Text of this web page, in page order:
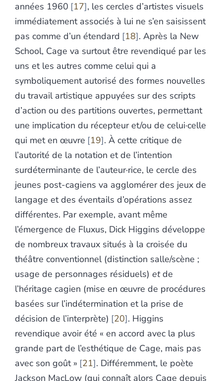
années 1960 17 , les cercles d’artistes visuels
immédiatement associés à lui ne s’en saisissent
pas comme d’un étendard 18 . Après la New
School, Cage va surtout être revendiqué par les
uns et les autres comme celui qui a
symboliquement autorisé des formes nouvelles
du travail artistique appuyées sur des scripts
d’action ou des partitions ouvertes, permettant
une implication du récepteur et/ou de celui·celle
qui met en œuvre 19 . À cette critique de
l’autorité de la notation et de l’intention
surdéterminante de l’auteur·rice, le cercle des
jeunes post-cagiens va agglomérer des jeux de
langage et des éventails d’opérations assez
différentes. Par exemple, avant même
l’émergence de Fluxus, Dick Higgins développe
de nombreux travaux situés à la croisée du
théâtre conventionnel (distinction salle/scène ;
usage de personnages résiduels) etde
l’héritage cagien (mise en œuvre de procédures
basées sur l’indétermination et la prise de
décision de l’interprète) 20 . Higgins
revendique avoir été « en accord avec la plus
grande part de l’esthétique de Cage, mais pas
avec son goût » 21 . Différemment, le poète
Jackson MacLow (qui connaît alors Cage depuis